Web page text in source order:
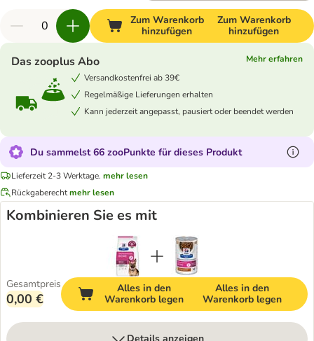
Zum Warenkorb
hinzufügen
Zum Warenkorb
hinzufügen
Das zooplus Abo
Mehr erfahren
Versandkostenfrei ab 39€
Regelmäßige Lieferungen erhalten
Kann jederzeit angepasst, pausiert oder beendet werden
Du sammelst 66 zooPunkte für dieses Produkt
Lieferzeit 2-3 Werktage. mehr lesen
Rückgaberechtmehr lesen
Kombinieren Sie es mit
Gesamtpreis
0,00 €
Alles in den
Warenkorb legen
Alles in den
Warenkorb legen